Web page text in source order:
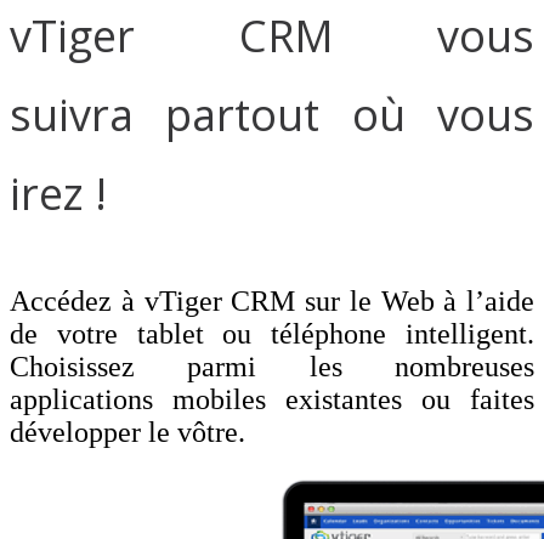
vTiger CRM vous
suivra partout où vous
irez !
Accédez à vTiger CRM sur le Web à l’aide
de votre tablet ou téléphone intelligent.
Choisissez parmi les nombreuses
applications mobiles existantes ou faites
développer le vôtre.